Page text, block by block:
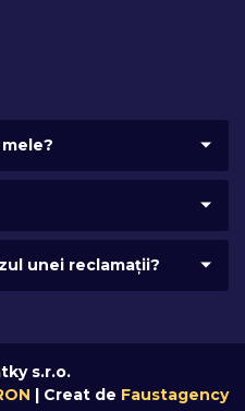
unei reclamații?
s.r.o.
| Creat de Faustagency